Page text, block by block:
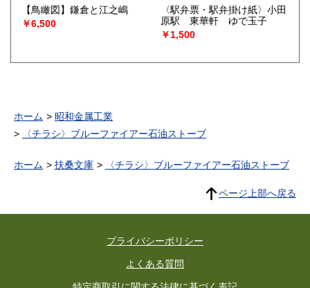
【鳥瞰図】鎌倉と江之嶋
￥6,500
〈駅弁票・駅弁掛け紙〉小田
原駅 東華軒 ゆで玉子
￥1,500
ホーム
昭和金属工業
〈チラシ〉ブルーファイアー石油ストーブ
ホーム 扶桑文庫 〈チラシ〉ブルーファイアー石油ストーブ
ページ上部へ戻る
プライバシーポリシー
よくある質問